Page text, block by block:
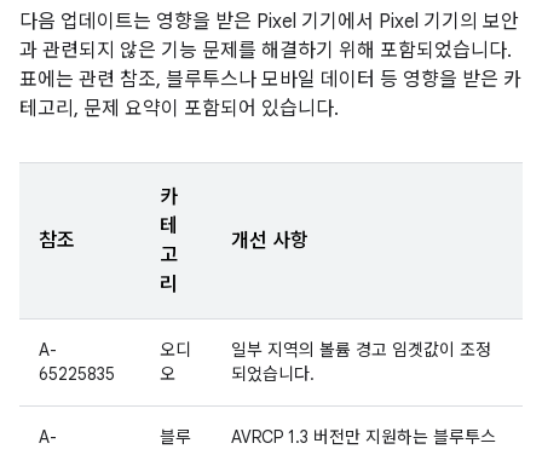
다음 업데이트는 영향을 받은 Pixel 기기에서 Pixel 기기의 보안
과 관련되지 않은 기능 문제를 해결하기 위해 포함되었습니다.
표에는 관련 참조, 블루투스나 모바일 데이터 등 영향을 받은 카
테고리, 문제 요약이 포함되어 있습니다.
참조
카
테
고
리
개선 사항
A-
65225835
오디
오
일부 지역의 볼륨 경고 임곗값이 조정
되었습니다.
A-
블루
AVRCP 1.3 버전만 지원하는 블루투스